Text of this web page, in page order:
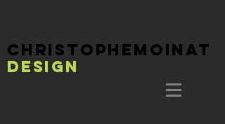
christophemoinaT
DESIGN